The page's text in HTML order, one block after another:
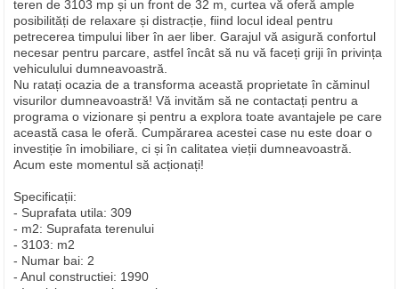
teren de 3103 mp și un front de 32 m, curtea vă oferă ample
posibilități de relaxare și distracție, fiind locul ideal pentru
petrecerea timpului liber în aer liber. Garajul vă asigură confortul
necesar pentru parcare, astfel încât să nu vă faceți griji în privința
vehiculului dumneavoastră.
Nu ratați ocazia de a transforma această proprietate în căminul
visurilor dumneavoastră! Vă invităm să ne contactați pentru a
programa o vizionare și pentru a explora toate avantajele pe care
această casa le oferă. Cumpărarea acestei case nu este doar o
investiție în imobiliare, ci și în calitatea vieții dumneavoastră.
Acum este momentul să acționați!
Specificații:
- Suprafata utila: 309
- m2: Suprafata terenului
- 3103: m2
- Numar bai: 2
- Anul constructiei: 1990